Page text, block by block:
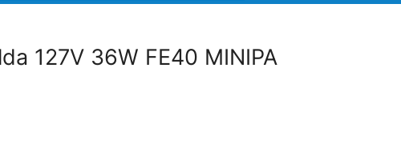
127V 36W FE40 MINIPA